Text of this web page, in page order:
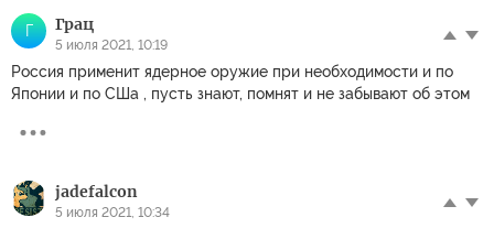
Г Грац
5 июля 2021, 10:19
Россия применит ядерное оружие при необходимости и по
Японии и по СШа , пусть знают, помнят и не забывают об этом
jadefalcon
5 июля 2021, 10:34